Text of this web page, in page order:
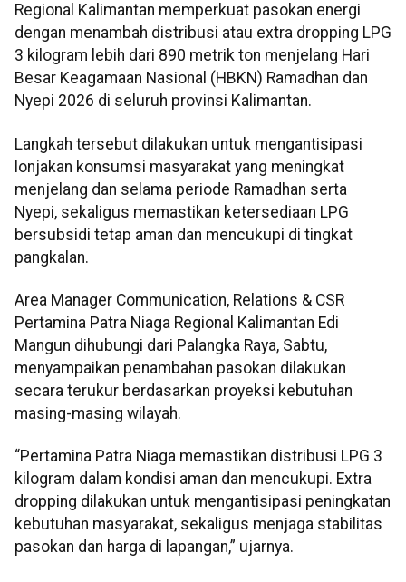
Regional Kalimantan memperkuat pasokan energi
dengan menambah distribusi atau extra dropping LPG
3 kilogram lebih dari 890 metrik ton menjelang Hari
Besar Keagamaan Nasional (HBKN) Ramadhan dan
Nyepi 2026 di seluruh provinsi Kalimantan.
Langkah tersebut dilakukan untuk mengantisipasi
lonjakan konsumsi masyarakat yang meningkat
menjelang dan selama periode Ramadhan serta
Nyepi, sekaligus memastikan ketersediaan LPG
bersubsidi tetap aman dan mencukupi di tingkat
pangkalan.
Area Manager Communication, Relations & CSR
Pertamina Patra Niaga Regional Kalimantan Edi
Mangun dihubungi dari Palangka Raya, Sabtu,
menyampaikan penambahan pasokan dilakukan
secara terukur berdasarkan proyeksi kebutuhan
masing-masing wilayah.
“Pertamina Patra Niaga memastikan distribusi LPG 3
kilogram dalam kondisi aman dan mencukupi. Extra
dropping dilakukan untuk mengantisipasi peningkatan
kebutuhan masyarakat, sekaligus menjaga stabilitas
pasokan dan harga di lapangan,” ujarnya.